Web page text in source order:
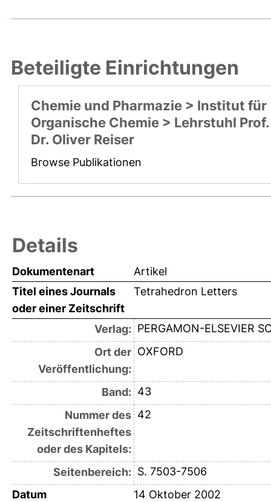
Beteiligte Einrichtungen
Chemie und Pharmazie > Institut für
Organische Chemie > Lehrstuhl Prof.
Dr. Oliver Reiser
Browse Publikationen
Details
Dokumentenart
Artikel
Titel eines Journals
oder einer Zeitschrift
Tetrahedron Letters
Verlag: PERGAMON-ELSEVIER
Ort der
Veröffentlichung:
OXFORD
Band: 43
Nummer des
Zeitschriftenheftes
oder des Kapitels:
42
Seitenbereich: S. 7503-7506
Datum
14 Oktober 2002